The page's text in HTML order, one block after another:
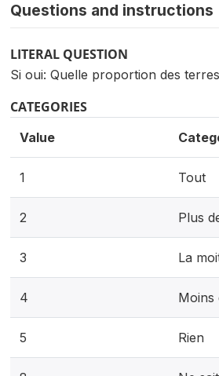
Questions and instructions
LITERAL QUESTION
Si oui: Quelle proportion des
CATEGORIES
Value
1 Tout
2 Plus
3 La
4 Moins
5 Rien